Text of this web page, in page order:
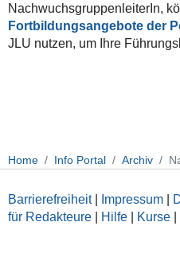
NachwuchsgruppenleiterIn,
Fortbildungsangebote der
JLU nutzen, um Ihre
Home Info Portal Archiv
Barrierefreiheit| Impressum
für Redakteure
Hilfe Kurse